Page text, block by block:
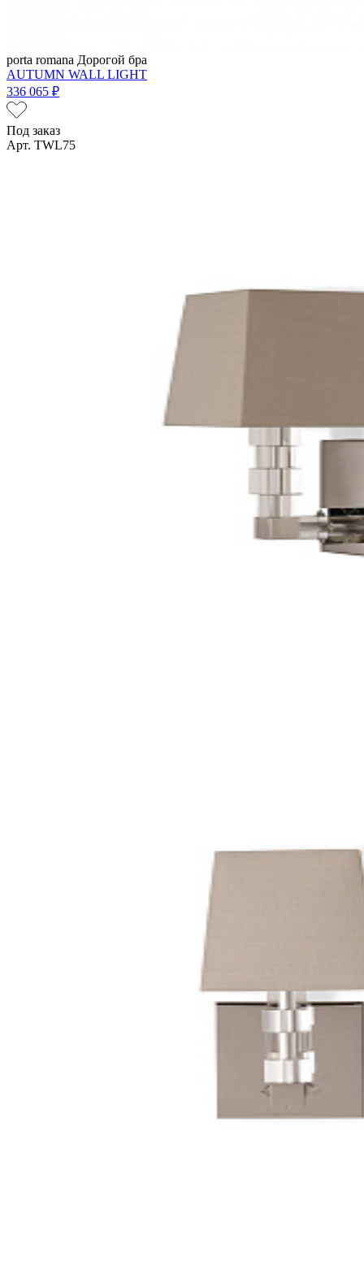
porta romana Дорогой бра
AUTUMN WALL LIGHT
336 065 ₽
Под заказ
Арт. TWL75